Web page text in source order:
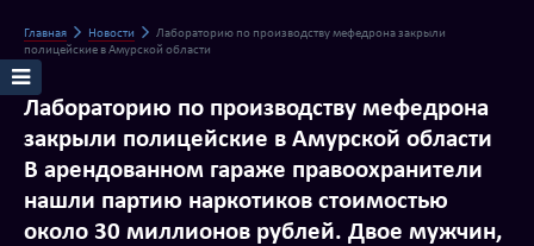
Главная Новости
Лабораторию по производству мефедрона закрыли
полицейские в Амурской области
Лабораторию по производству мефедрона
закрыли полицейские в Амурской области
В арендованном гараже правоохранители
нашли партию наркотиков стоимостью
около 30 миллионов рублей. Двое мужчин,